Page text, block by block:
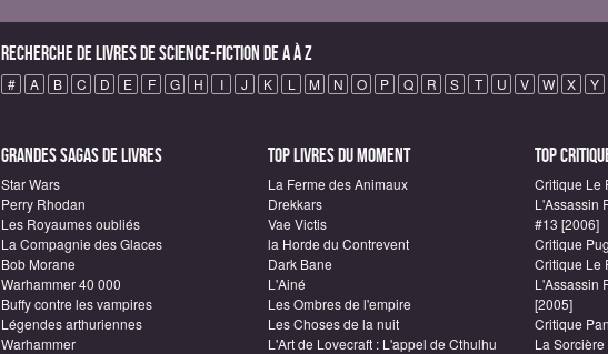
Recherche de Livres de science-fiction de A à Z
# A B C D E F G H I J K L M N O P Q R S T U V W X Y
Grandes sagas de Livres
Star Wars
Perry Rhodan
Les Royaumes oubliés
La Compagnie des Glaces
Bob Morane
Warhammer 40 000
Buffy contre les vampires
Légendes arthuriennes
Warhammer
Top Livres du moment
La Ferme des Animaux
Drekkars
Vae Victis
la Horde du Contrevent
Dark Bane
L'Ainé
Les Ombres de l'empire
Les Choses de la nuit
L'Art de Lovecraft : L'appel de Cthulhu
Top
Critique Le
L'Assassin
#13 [2006]
Critique
Critique Le
L'Assassin
[2005]
Critique
La